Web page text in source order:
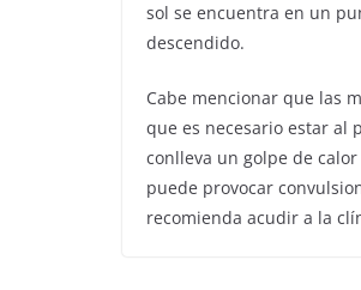
sol se encuentra en un
descendido.
Cabe mencionar que las
que es necesario estar al
conlleva un golpe de
puede provocar
recomienda acudir a la